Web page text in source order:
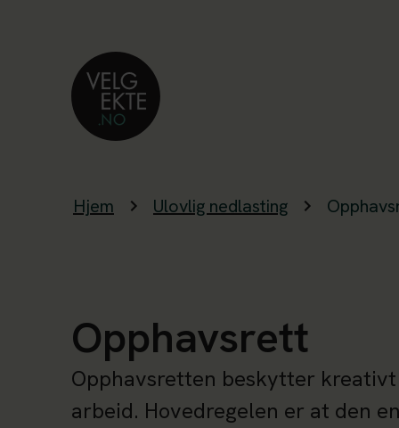
Hjem Ulovlig nedlasting
Opphavsrett
Opphavsretten beskytter kreativt
arbeid. Hovedregelen er at den